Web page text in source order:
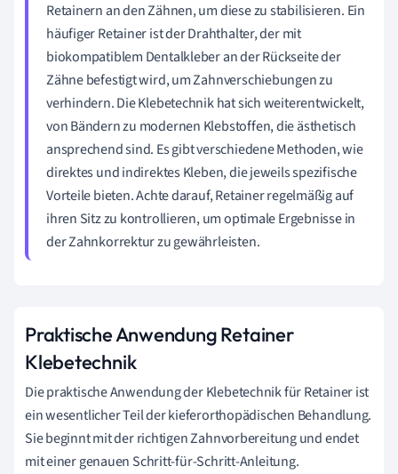
Retainern an den Zähnen, um diese zu stabilisieren. Ein
häufiger Retainer ist der Drahthalter, der mit
biokompatiblem Dentalkleber an der Rückseite der
Zähne befestigt wird, um Zahnverschiebungen zu
verhindern. Die Klebetechnik hat sich weiterentwickelt,
von Bändern zu modernen Klebstoffen, die ästhetisch
ansprechend sind. Es gibt verschiedene Methoden, wie
direktes und indirektes Kleben, die jeweils spezifische
Vorteile bieten. Achte darauf, Retainer regelmäßig auf
ihren Sitz zu kontrollieren, um optimale Ergebnisse in
der Zahnkorrektur zu gewährleisten.
Praktische Anwendung Retainer
Klebetechnik
Die praktische Anwendung der Klebetechnik für Retainer ist
ein wesentlicher Teil der kieferorthopädischen Behandlung.
Sie beginnt mit der richtigen Zahnvorbereitung und endet
mit einer genauen Schritt-für-Schritt-Anleitung.